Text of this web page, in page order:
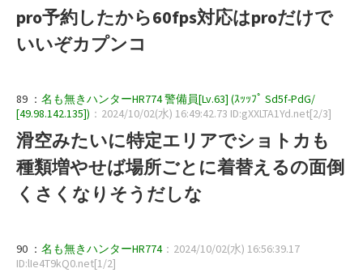
pro予約したから60fps対応はproだけで
いいぞカプンコ
89 ： 名も無きハンターHR774 警備員[Lv.63] (ｽｯｯﾌﾟ Sd5f-PdG/
[49.98.142.135]) ：2024/10/02(水) 16:49:42.73 ID:gXXLTA1Yd.net[2/3]
滑空みたいに特定エリアでショトカも
種類増やせば場所ごとに着替えるの面倒
くさくなりそうだしな
90 ： 名も無きハンターHR774：2024/10/02(水) 16:56:39.17
ID:lIe4T9kQ0.net[1/2]